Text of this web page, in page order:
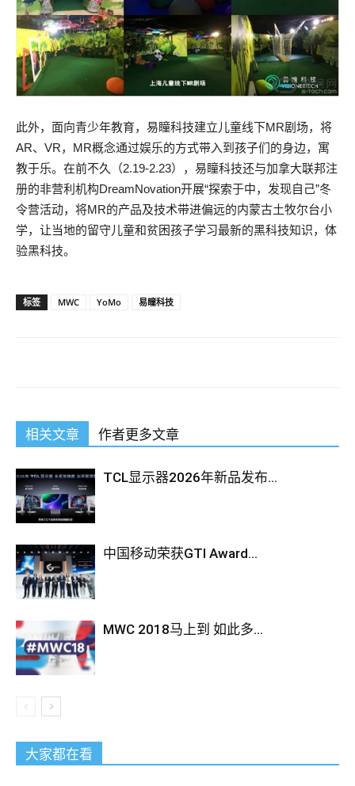
此外，面向青少年教育，易瞳科技建立儿童线下MR剧场，将
AR、VR，MR概念通过娱乐的方式带入到孩子们的身边，寓
教于乐。在前不久（2.19-2.23），易瞳科技还与加拿大联邦注
册的非营利机构DreamNovation开展“探索于中，发现自己”冬
令营活动，将MR的产品及技术带进偏远的内蒙古土牧尔台小
学，让当地的留守儿童和贫困孩子学习最新的黑科技知识，体
验黑科技。
标签 MWC YoMo 易瞳科技
相关文章 作者更多文章
TCL显示器2026年新品发布...
中国移动荣获GTI Award...
MWC 2018马上到 如此多...
大家都在看